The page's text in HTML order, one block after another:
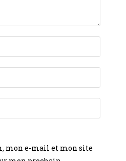
mon e-mail et mon site